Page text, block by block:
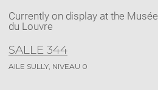
Currently on display at the Musée
du Louvre
SALLE 344
AILE SULLY, NIVEAU 0